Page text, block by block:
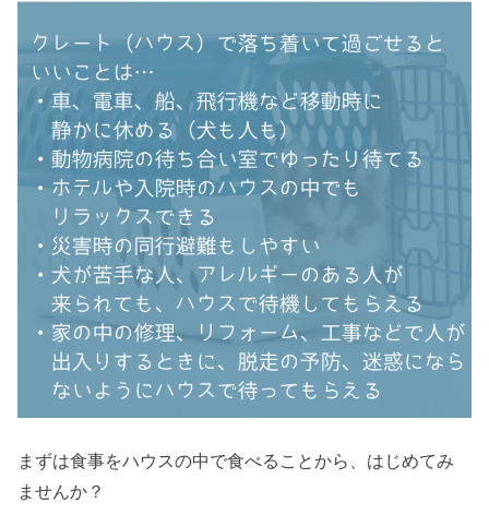
まずは食事をハウスの中で食べることから、はじめてみ
ませんか？